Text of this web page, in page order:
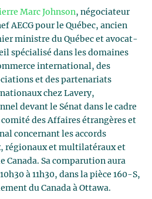
Marc Johnson, négociateur
AECG pour le Québec, ancien
ministre du Québec et avocat-
spécialisé dans les domaines
international, des
et des partenariats
chez Lavery,
devant le Sénat dans le cadre
comité des Affaires étrangères et
concernant les accords
régionaux et multilatéraux et
Canada. Sa comparution aura
à 11h30, dans la pièce 160-S,
du Canada à Ottawa.